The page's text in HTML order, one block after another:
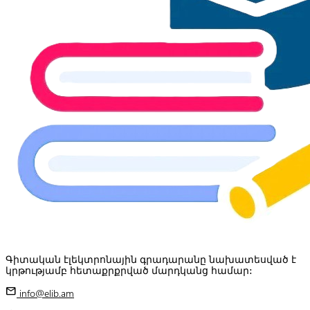
Գիտական էլեկտրոնային գրադարանը նախատեսված է
կրթությամբ հետաքրքրված մարդկանց համար:
mail info@elib.am